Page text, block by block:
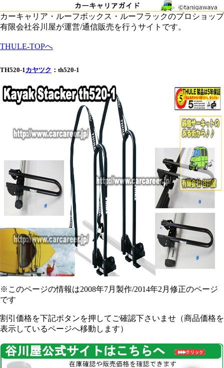
カーキャリア・ルーフボックス・ルーフラックのプロショップ
有限会社谷川屋が運営/通信販売を行うサイトです。
THULE-TOPへ
TH520-1 カヤツク ：th520-1
※このページの情報は2008年7月製作/2014年2月修正のページ
です
割引価格を下記ボタンを押してご確認下さいませ（商品価格を
表示しているページへ移動します）